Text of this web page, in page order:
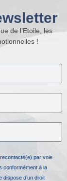
de l’Etoile, les
!
par voie
conformément à la
dispose d’un droit